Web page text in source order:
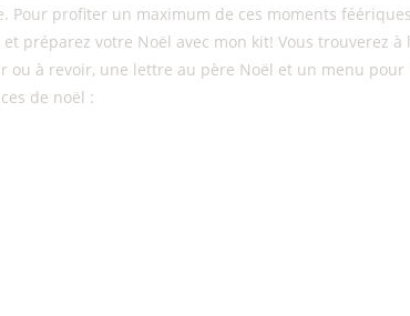
Pour profiter un maximum de ces moments
préparez votre Noël avec mon kit! Vous trouverez
ou à revoir, une lettre au père Noël et un menu pour
de noël :